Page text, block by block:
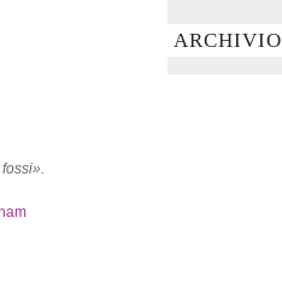
ARCHIVIO